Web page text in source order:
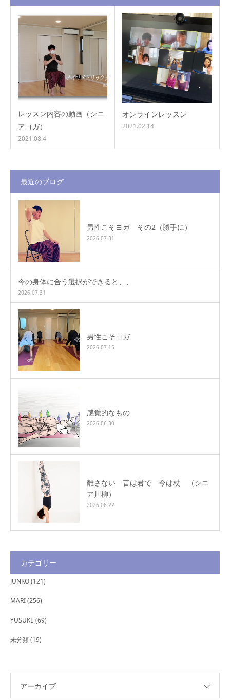
レッスン内容の動画（シニ
アヨガ）
2021.08.4
オンラインレッスン
2021.02.14
最近のブログ
男性こそヨガ その2（勝手に）
2026.07.31
今の身体に合う選択ができると、、
2026.07.31
男性こそヨガ
2026.07.15
感覚的なもの
2026.06.30
離さない 昔は君で 今は杖 （シニ
ア川柳）
2026.06.22
カテゴリー
JUNKO(121)
MARI(256)
YUSUKE (69)
未分類(19)
アーカイブ